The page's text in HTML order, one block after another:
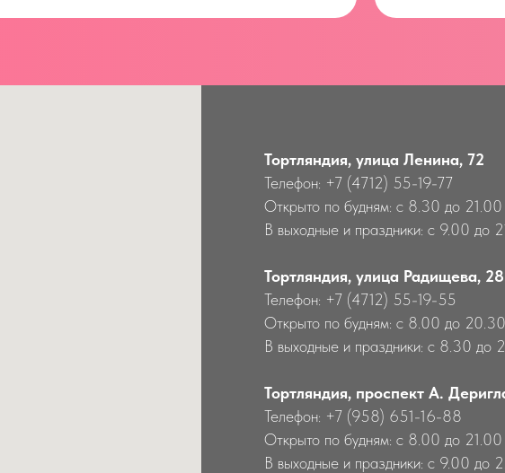
Тортляндия, улица Ленина, 72
Телефон: +7 (4712) 55-19-77
Открыто по будням: с 8.30 до 21.00
В выходные и праздники: с 9.00 до
Тортляндия, улица Радищева, 28
Телефон: +7 (4712) 55-19-55
Открыто по будням: с 8.00 до 20.30
В выходные и праздники: с 8.30 до
Тортляндия, проспект А.
Телефон: +7 (958) 651-16-88
Открыто по будням: с 8.00 до 21.00
В выходные и праздники: с 9.00 до